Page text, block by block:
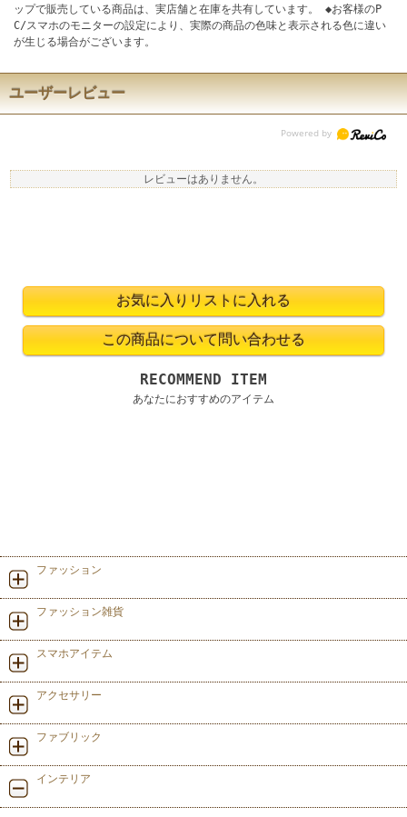
ップで販売している商品は、実店舗と在庫を共有しています。 ◆お客様のP
C/スマホのモニターの設定により、実際の商品の色味と表示される色に違い
が生じる場合がございます。
ユーザーレビュー
レビューはありません。
RECOMMEND ITEM
あなたにおすすめのアイテム
ファッション
ファッション雑貨
スマホアイテム
アクセサリー
ファブリック
インテリア